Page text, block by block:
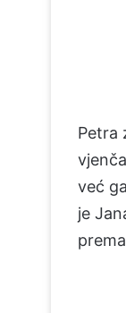
Petra
već
je